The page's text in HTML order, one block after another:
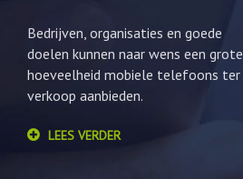
Bedrijven, organisaties en goede
doelen kunnen naar wens een grote
hoeveelheid mobiele telefoons ter
verkoop aanbieden.
LEES VERDER